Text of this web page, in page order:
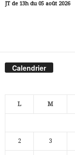
JT de 13h du 05 août 2026
Calendrier
L M
2 3